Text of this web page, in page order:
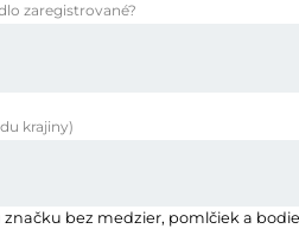
zaregistrované?
krajiny)
bez medzier, pomlčiek a